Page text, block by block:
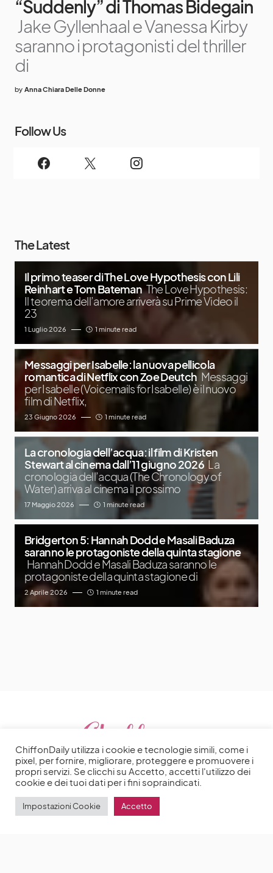
“Suddenly” di Thomas Bidegain
Jake Gyllenhaal e Vanessa Kirby
saranno i protagonisti del thriller
di
by Anna Chiara Delle Donne
Follow Us
The Latest
Il primo teaser di The Love Hypothesis con Lili
Reinhart e Tom Bateman The Love Hypothesis:
Il teorema dell’amore arriverà su Prime Video il
23
1 Luglio 2026 1 minute read
Messaggi per Isabelle: la nuova pellicola
romantica di Netflix con Zoe Deutch Messaggi
per Isabelle (Voicemails for Isabelle) è il nuovo
film di Netflix,
23 Giugno 2026 1 minute read
La cronologia dell’acqua: il film di Kristen
Stewart al cinema dall’11 giugno 2026 La
cronologia dell’acqua (The Chronology of
Water) arriva al cinema il prossimo
17 Maggio 2026 1 minute read
Bridgerton 5: Hannah Dodd e Masali Baduza
saranno le protagoniste della quinta stagione
Hannah Dodd e Masali Baduza saranno le
protagoniste della quinta stagione di
2 Aprile 2026 1 minute read
ChiffonDaily utilizza i cookie e tecnologie simili, come i
pixel, per fornire, migliorare, proteggere e promuovere i
propri servizi. Se clicchi su Accetto, accetti l'utilizzo dei
cookie e dei tuoi dati per i fini sopraindicati.
Impostazioni Cookie Accetto